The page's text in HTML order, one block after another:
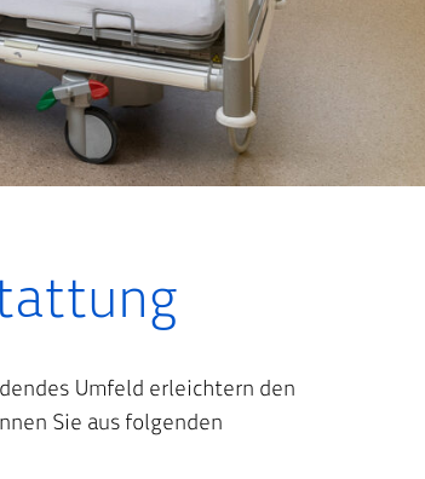
Umfeld erleichtern den
Sie aus folgenden